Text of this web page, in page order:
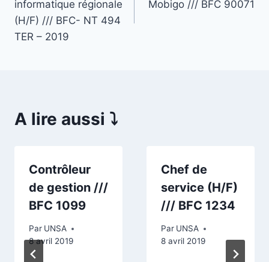
l’article
informatique régionale
(H/F) /// BFC- NT 494
TER – 2019
Mobigo /// BFC 90071
A lire aussi ⤵️
Contrôleur
de gestion ///
BFC 1099
Par UNSA
8 avril 2019
Chef de
service (H/F)
/// BFC 1234
Par UNSA
8 avril 2019